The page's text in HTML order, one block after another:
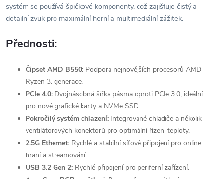
systém se používá špičkové komponenty, což zajišťuje čistý a
detailní zvuk pro maximální herní a multimediální zážitek.
Přednosti:
Čipset AMD B550: Podpora nejnovějších procesorů AMD
Ryzen 3. generace.
PCIe 4.0: Dvojnásobná šířka pásma oproti PCIe 3.0, ideální
pro nové grafické karty a NVMe SSD.
Pokročilý systém chlazení: Integrované chladiče a několik
ventilátorových konektorů pro optimální řízení teploty.
2.5G Ethernet: Rychlé a stabilní síťové připojení pro online
hraní a streamování.
USB 3.2 Gen 2: Rychlé připojení pro periferní zařízení.